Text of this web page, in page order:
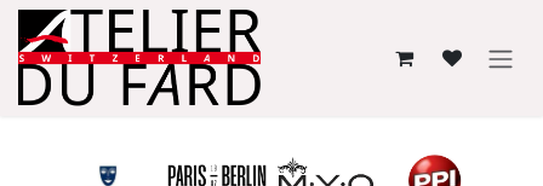
Se rendre au contenu